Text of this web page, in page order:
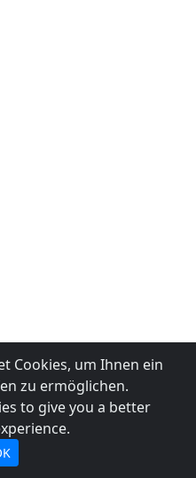
Cookies, um Ihnen ein
zu ermöglichen.
to give you a better